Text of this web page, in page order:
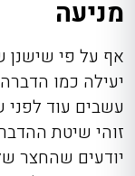
מניעה
אף על פי שישנן
יעילה כמו
עשבים עוד
זוהי שיטת
יודעים שהחצר